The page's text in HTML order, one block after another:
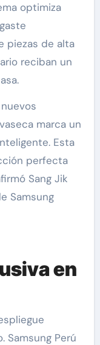
optimiza
piezas de alta
reciban un
marca un
Esta
perfecta
Sang Jik
Samsung
en
Samsung Perú